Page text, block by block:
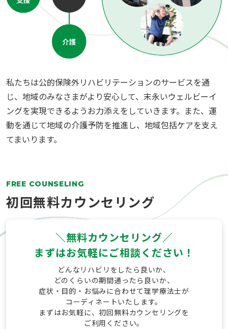
私たちは公的保険外リハビリテーションのサービスを通
じ、地域のみなさまがより安心して、末永いウェルビーイ
ングを実現できるようお力添えをしていきます。また、運
動を通じて地域の介護予防を推進し、地域包括ケアを支え
てまいります。
FREE COUNSELING
初回無料カウンセリング
＼無料カウンセリング／
まずはお気軽にご相談ください！
どんなリハビリをしたら良いか、
どのくらいの期間通ったら良いか、
症状・目的・お悩みに合わせて理学療法士が
コーディネートいたします。
まずはお気軽に、初回無料カウンセリングを
ご利用ください。